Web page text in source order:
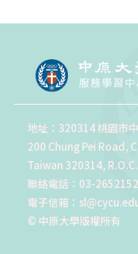
地址：320314 桃園市
200 Chung Pei Road,
Taiwan 320314, R.O.C.
聯絡電話：03-2652152
電子信箱：
© 中原大學版權所有